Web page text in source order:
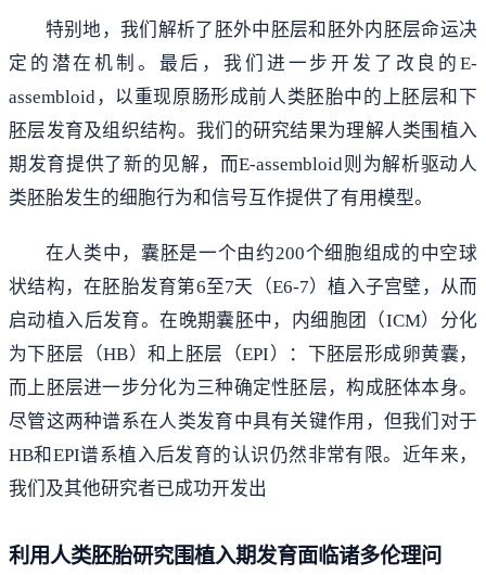
特别地，我们解析了胚外中胚层和胚外内胚层命运决
定的潜在机制。最后，我们进一步开发了改良的E-
assembloid，以重现原肠形成前人类胚胎中的上胚层和下
胚层发育及组织结构。我们的研究结果为理解人类围植入
期发育提供了新的见解，而E-assembloid则为解析驱动人
类胚胎发生的细胞行为和信号互作提供了有用模型。
在人类中，囊胚是一个由约200个细胞组成的中空球
状结构，在胚胎发育第6至7天（E6-7）植入子宫壁，从而
启动植入后发育。在晚期囊胚中，内细胞团（ICM）分化
为下胚层（HB）和上胚层（EPI）：下胚层形成卵黄囊，
而上胚层进一步分化为三种确定性胚层，构成胚体本身。
尽管这两种谱系在人类发育中具有关键作用，但我们对于
HB和EPI谱系植入后发育的认识仍然非常有限。近年来，
我们及其他研究者已成功开发出
利用人类胚胎研究围植入期发育面临诸多伦理问